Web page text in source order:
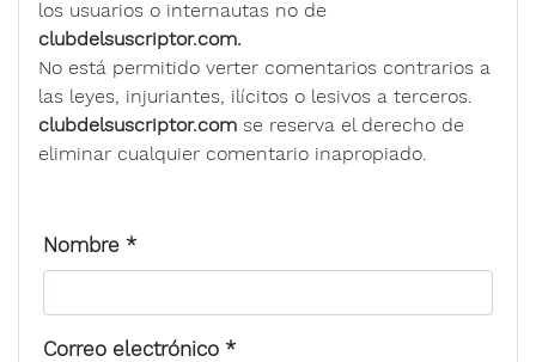
los usuarios o internautas no de
clubdelsuscriptor.com.
No está permitido verter comentarios contrarios a
las leyes, injuriantes, ilícitos o lesivos a terceros.
clubdelsuscriptor.com se reserva el derecho de
eliminar cualquier comentario inapropiado.
Nombre *
Correo electrónico *